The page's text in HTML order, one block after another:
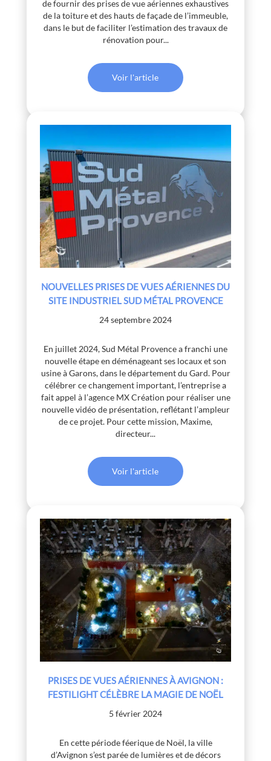
de fournir des prises de vue aériennes exhaustives
de la toiture et des hauts de façade de l’immeuble,
dans le but de faciliter l’estimation des travaux de
rénovation pour...
Voir l'article
NOUVELLES PRISES DE VUES AÉRIENNES DU
SITE INDUSTRIEL SUD MÉTAL PROVENCE
24 septembre 2024
En juillet 2024, Sud Métal Provence a franchi une
nouvelle étape en déménageant ses locaux et son
usine à Garons, dans le département du Gard. Pour
célébrer ce changement important, l’entreprise a
fait appel à l’agence MX Création pour réaliser une
nouvelle vidéo de présentation, reflétant l’ampleur
de ce projet. Pour cette mission, Maxime,
directeur...
Voir l'article
PRISES DE VUES AÉRIENNES À AVIGNON :
FESTILIGHT CÉLÈBRE LA MAGIE DE NOËL
5 février 2024
En cette période féerique de Noël, la ville
d’Avignon s’est parée de lumières et de décors